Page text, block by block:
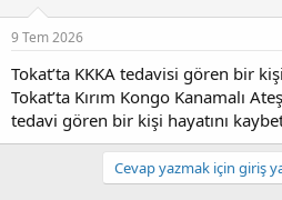
u
b
a
ş
l
a
t
ç
a
r
i
h
i
9 Tem 2026
Tokat’ta KKKA tedavisi gören bir
Tokat’ta Kırım Kongo Kanamalı
tedavi gören bir kişi hayatını
Cevap yazmak için giriş